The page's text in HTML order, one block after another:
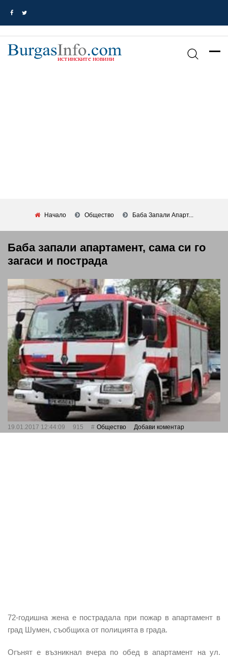
Начало Общество Баба Запали Апарт...
Баба запали апартамент, сама си го
загаси и пострада
19.01.2017 12:44:09 915 Общество Добави коментар
72-годишна жена е пострадала при пожар в апартамент в
град Шумен, съобщиха от полицията в града.
Огънят е възникнал вчера по обед в апартамент на ул.